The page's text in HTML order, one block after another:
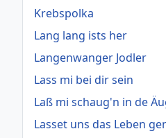
Krebspolka
Lang lang ists her
Langenwanger Jodler
Lass mi bei dir sein
Laß mi schaug'n in de
Lasset uns das Leben